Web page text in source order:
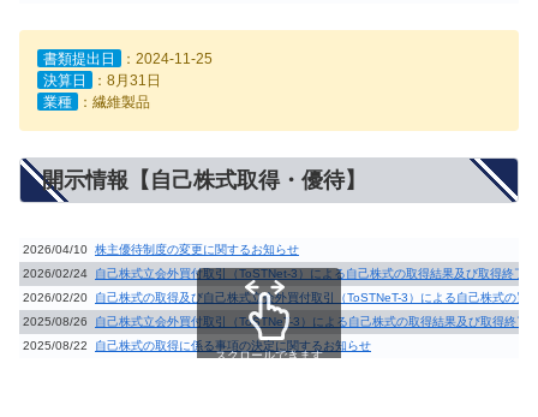
書類提出日
：2024-11-25
決算日
：8月31日
業種
：繊維製品
開示情報【自己株式取得・優待】
2026/04/10 株主優待制度の変更に関するお知らせ
2026/02/24
自己株式立会外買付取引（ToSTNet-3）による自己株式の取得結果及び取得終了
2026/02/20
自己株式の取得及び自己株式立会外買付取引（ToSTNeT-3）による自己株式の買
2025/08/26
自己株式立会外買付取引（ToSTNeT-3）による自己株式の取得結果及び取得終了
2025/08/22
自己株式の取得に係る事項の決定に関するお知らせ
スクロールできます